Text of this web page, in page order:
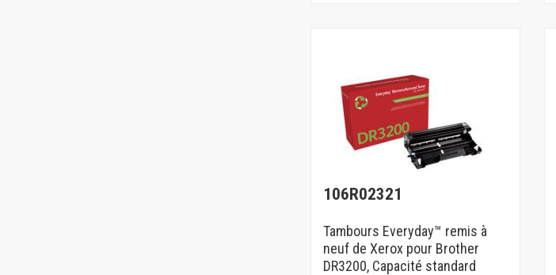
106R02321
Tambours Everyday™ remis à
neuf de Xerox pour Brother
DR3200, Capacité standard